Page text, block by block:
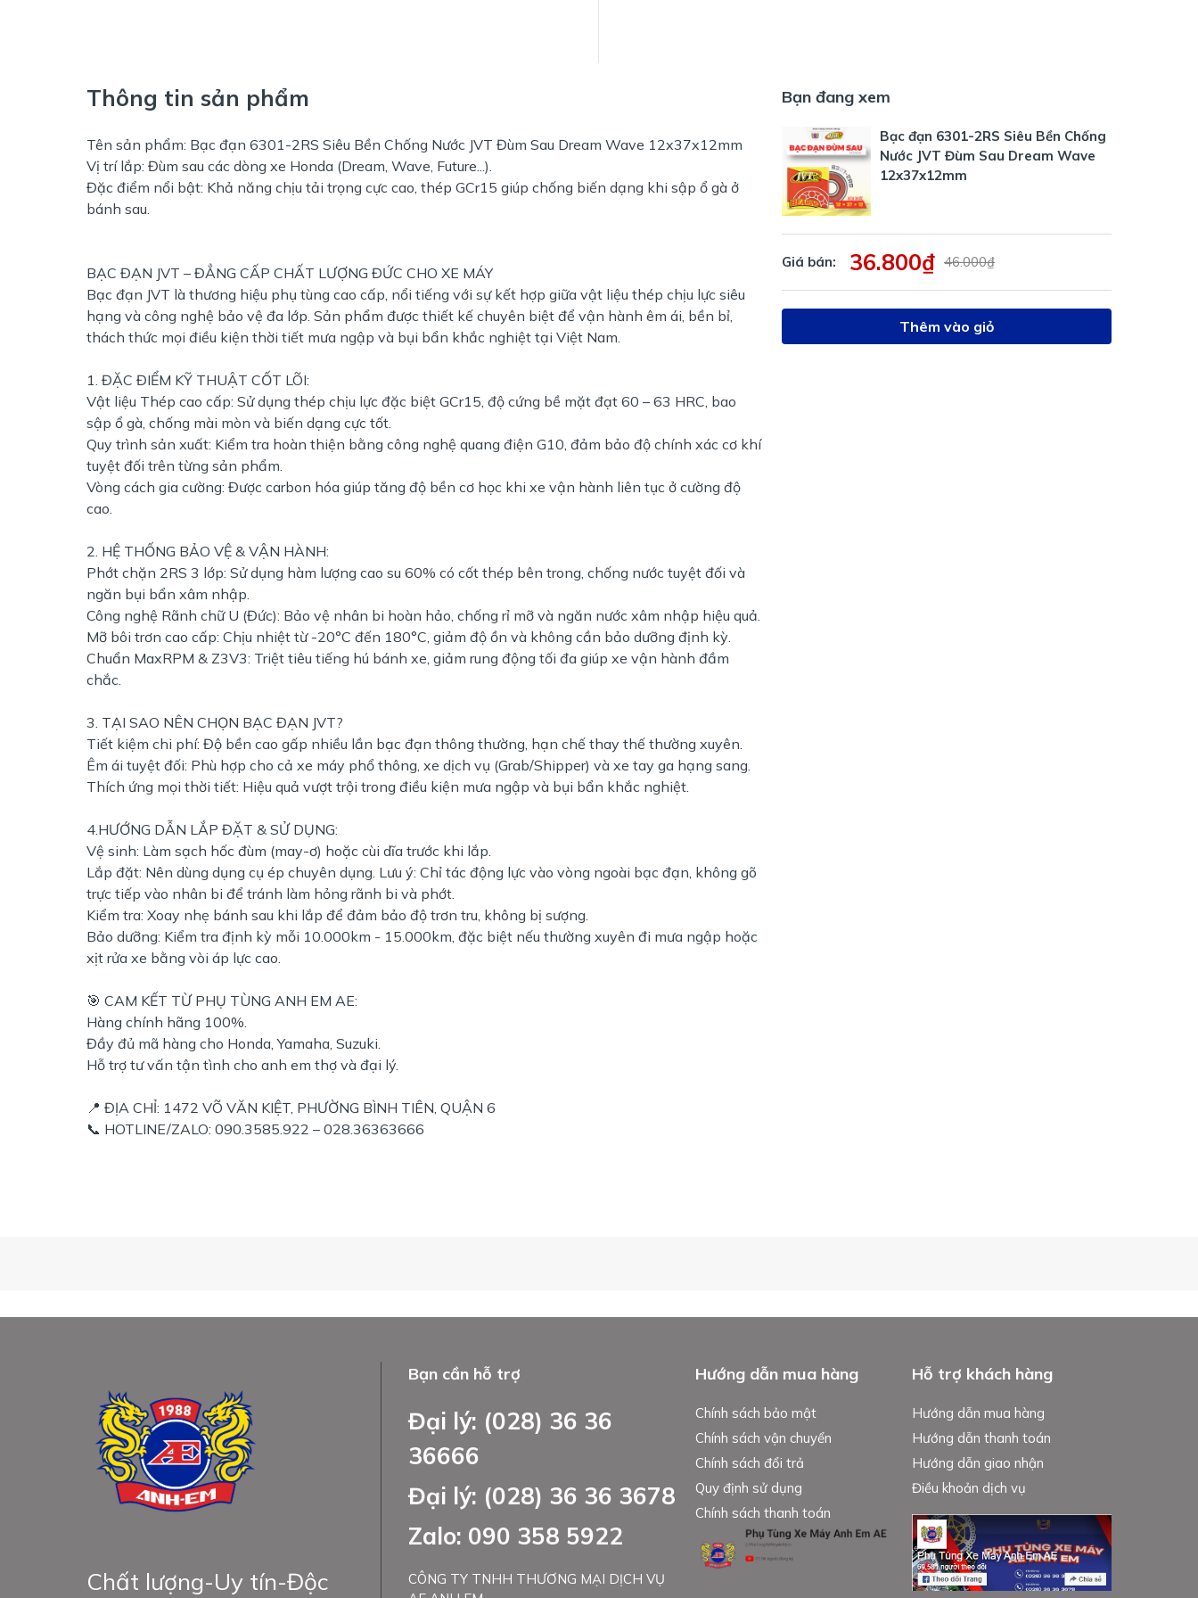
Thông tin sản phẩm
Tên sản phẩm: Bạc đạn 6301-2RS Siêu Bền Chống Nước JVT Đùm Sau Dream Wave 12x37x12mm
Vị trí lắp: Đùm sau các dòng xe Honda (Dream, Wave, Future...).
Đặc điểm nổi bật: Khả năng chịu tải trọng cực cao, thép GCr15 giúp chống biến dạng khi sập ổ gà ở
bánh sau.
BẠC ĐẠN JVT – ĐẲNG CẤP CHẤT LƯỢNG ĐỨC CHO XE MÁY
Bạc đạn JVT là thương hiệu phụ tùng cao cấp, nổi tiếng với sự kết hợp giữa vật liệu thép chịu lực siêu
hạng và công nghệ bảo vệ đa lớp. Sản phẩm được thiết kế chuyên biệt để vận hành êm ái, bền bỉ,
thách thức mọi điều kiện thời tiết mưa ngập và bụi bẩn khắc nghiệt tại Việt Nam.
1. ĐẶC ĐIỂM KỸ THUẬT CỐT LÕI:
Vật liệu Thép cao cấp: Sử dụng thép chịu lực đặc biệt GCr15, độ cứng bề mặt đạt 60 – 63 HRC, bao
sập ổ gà, chống mài mòn và biến dạng cực tốt.
Quy trình sản xuất: Kiểm tra hoàn thiện bằng công nghệ quang điện G10, đảm bảo độ chính xác cơ khí
tuyệt đối trên từng sản phẩm.
Vòng cách gia cường: Được carbon hóa giúp tăng độ bền cơ học khi xe vận hành liên tục ở cường độ
cao.
2. HỆ THỐNG BẢO VỆ & VẬN HÀNH:
Phớt chặn 2RS 3 lớp: Sử dụng hàm lượng cao su 60% có cốt thép bên trong, chống nước tuyệt đối và
ngăn bụi bẩn xâm nhập.
Công nghệ Rãnh chữ U (Đức): Bảo vệ nhân bi hoàn hảo, chống rỉ mỡ và ngăn nước xâm nhập hiệu quả.
Mỡ bôi trơn cao cấp: Chịu nhiệt từ -20°C đến 180°C, giảm độ ồn và không cần bảo dưỡng định kỳ.
Chuẩn MaxRPM & Z3V3: Triệt tiêu tiếng hú bánh xe, giảm rung động tối đa giúp xe vận hành đầm
chắc.
3. TẠI SAO NÊN CHỌN BẠC ĐẠN JVT?
Tiết kiệm chi phí: Độ bền cao gấp nhiều lần bạc đạn thông thường, hạn chế thay thế thường xuyên.
Êm ái tuyệt đối: Phù hợp cho cả xe máy phổ thông, xe dịch vụ (Grab/Shipper) và xe tay ga hạng sang.
Thích ứng mọi thời tiết: Hiệu quả vượt trội trong điều kiện mưa ngập và bụi bẩn khắc nghiệt.
4.HƯỚNG DẪN LẮP ĐẶT & SỬ DỤNG:
Vệ sinh: Làm sạch hốc đùm (may-ơ) hoặc cùi dĩa trước khi lắp.
Lắp đặt: Nên dùng dụng cụ ép chuyên dụng. Lưu ý: Chỉ tác động lực vào vòng ngoài bạc đạn, không gõ
trực tiếp vào nhân bi để tránh làm hỏng rãnh bi và phớt.
Kiểm tra: Xoay nhẹ bánh sau khi lắp để đảm bảo độ trơn tru, không bị sượng.
Bảo dưỡng: Kiểm tra định kỳ mỗi 10.000km - 15.000km, đặc biệt nếu thường xuyên đi mưa ngập hoặc
xịt rửa xe bằng vòi áp lực cao.
🎯 CAM KẾT TỪ PHỤ TÙNG ANH EM AE:
Hàng chính hãng 100%.
Đầy đủ mã hàng cho Honda, Yamaha, Suzuki.
Hỗ trợ tư vấn tận tình cho anh em thợ và đại lý.
📍 ĐỊA CHỈ: 1472 VÕ VĂN KIỆT, PHƯỜNG BÌNH TIÊN, QUẬN 6
📞 HOTLINE/ZALO: 090.3585.922 – 028.36363666
Bạn đang xem
Bạc đạn 6301-2RS Siêu Bền Chống
Nước JVT Đùm Sau Dream Wave
12x37x12mm
Giá bán: 36.800₫ 46.000₫
Thêm vào giỏ
Chất lượng-Uy tín-Độc
Bạn cần hỗ trợ
Đại lý: (028) 36 36
36666
Đại lý: (028) 36 36 3678
Zalo: 090 358 5922
CÔNG TY TNHH THƯƠNG MẠI DỊCH VỤ
Hướng dẫn mua hàng
Chính sách bảo mật
Chính sách vận chuyển
Chính sách đổi trả
Quy định sử dụng
Chính sách thanh toán
Hỗ trợ khách hàng
Hướng dẫn mua hàng
Hướng dẫn thanh toán
Hướng dẫn giao nhận
Điều khoản dịch vụ